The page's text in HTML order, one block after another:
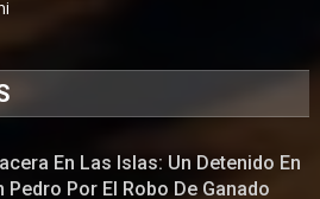
En Las Islas: Un Detenido En
Pedro Por El Robo De Ganado